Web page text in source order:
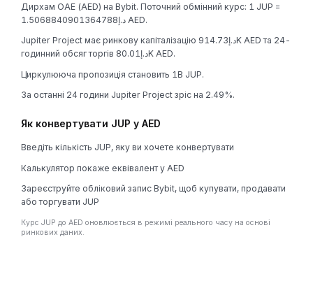
Дирхам ОАЕ (AED) на Bybit. Поточний обмінний курс: 1 JUP =
د.إ1.5068840901364788 AED.
Jupiter Project має ринкову капіталізацію د.إ914.73K AED та 24-
годинний обсяг торгів د.إ80.01K AED.
Циркулююча пропозиція становить 1B JUP.
За останні 24 години Jupiter Project зріс на 2.49%.
Як конвертувати JUP у AED
Введіть кількість JUP, яку ви хочете конвертувати
Калькулятор покаже еквівалент у AED
Зареєструйте обліковий запис Bybit, щоб купувати, продавати
або торгувати JUP
Курс JUP до AED оновлюється в режимі реального часу на основі
ринкових даних.